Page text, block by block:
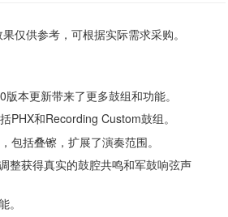
仅供参考，可根据实际需求采购。
本更新带来了更多鼓组和功能。
PHX和Recording Custom鼓组。
包括叠镲，扩展了演奏范围。
整获得真实的鼓腔共鸣和军鼓响弦声